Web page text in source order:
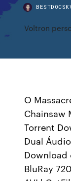
Voltron
O
Chainsaw
Torrent
Dual
Download
BluRay